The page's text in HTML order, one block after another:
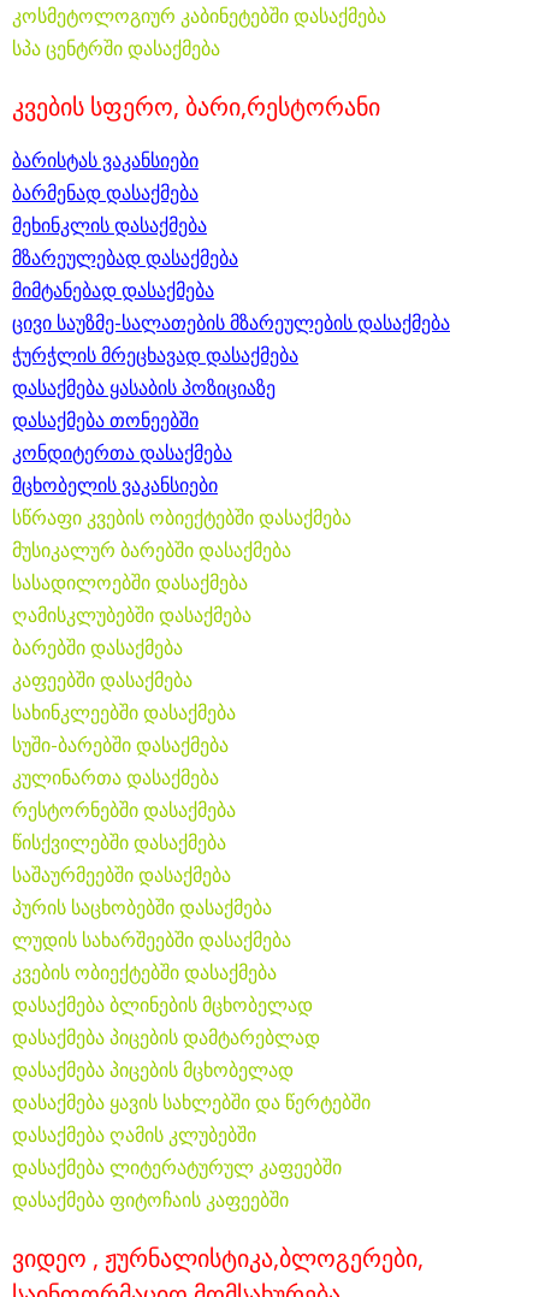
კოსმეტოლოგიურ კაბინეტებში დასაქმება
სპა ცენტრში დასაქმება
კვების სფერო, ბარი,რესტორანი
ბარისტას ვაკანსიები
ბარმენად დასაქმება
მეხინკლის დასაქმება
მზარეულებად დასაქმება
მიმტანებად დასაქმება
ცივი საუზმე-სალათების მზარეულების დასაქმება
ჭურჭლის მრეცხავად დასაქმება
დასაქმება ყასაბის პოზიციაზე
დასაქმება თონეებში
კონდიტერთა დასაქმება
მცხობელის ვაკანსიები
სწრაფი კვების ობიექტებში დასაქმება
მუსიკალურ ბარებში დასაქმება
სასადილოებში დასაქმება
ღამისკლუბებში დასაქმება
ბარებში დასაქმება
კაფეებში დასაქმება
სახინკლეებში დასაქმება
სუში-ბარებში დასაქმება
კულინართა დასაქმება
რესტორნებში დასაქმება
წისქვილებში დასაქმება
საშაურმეებში დასაქმება
პურის საცხობებში დასაქმება
ლუდის სახარშეებში დასაქმება
კვების ობიექტებში დასაქმება
დასაქმება ბლინების მცხობელად
დასაქმება პიცების დამტარებლად
დასაქმება პიცების მცხობელად
დასაქმება ყავის სახლებში და წერტებში
დასაქმება ღამის კლუბებში
დასაქმება ლიტერატურულ კაფეებში
დასაქმება ფიტოჩაის კაფეებში
ვიდეო , ჟურნალისტიკა,ბლოგერები,